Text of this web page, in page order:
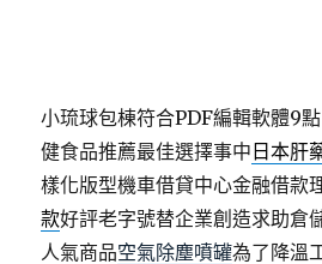
小琉球包棟符合PDF編輯軟體9
健食品推薦最佳選擇事中 日本肝
樣化版型機車借貸中心金融借款
款好評老字號替企業創造求助倉
人氣商品空氣除塵噴罐為了降溫